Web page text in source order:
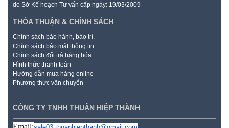
do Sở Kế hoạch Tư vấn cấp ngày: 19/03/2009
THỎA THUẬN & CHÍNH SÁCH
Chính sách bảo hành, bảo trì.
Chính sách bảo mật thông tin
Chính sách đổi trả hàng hóa
Hình thức thanh toán
Hướng dẫn mua hàng online
Phương thức vận chuyển
CÔNG TY TNHH THUẬN HIỆP THÀNH